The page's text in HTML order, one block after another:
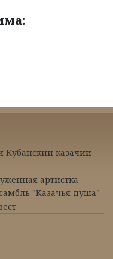
Кубанский казачий
артистка
"Казачья душа"